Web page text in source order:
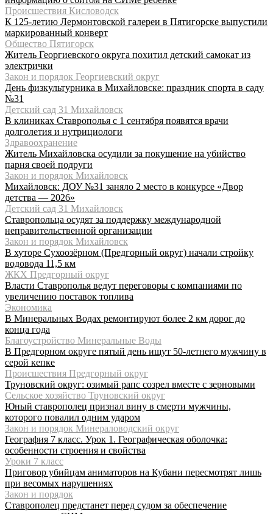
Происшествия Кисловодск
К 125-летию Лермонтовской галереи в Пятигорске выпустили
маркированный конверт
Общество Пятигорск
Житель Георгиевского округа похитил детский самокат из
электрички
Закон и порядок Георгиевский округ
День физкультурника в Михайловске: праздник спорта в саду
№31
Детский сад 31 Михайловск
В клиниках Ставрополья с 1 сентября появятся врачи
долголетия и нутрициологи
Здравоохранение
Житель Михайловска осудили за покушение на убийство
парня своей подруги
Закон и порядок Михайловск
Михайловск: ДОУ №31 заняло 2 место в конкурсе «Двор
детства — 2026»
Детский сад 31 Михайловск
Ставропольца осудят за поддержку международной
неправительственной организации
Закон и порядок Михайловск
В хуторе Сухоозёрном (Предгорный округ) начали стройку
водовода 11,5 км
ЖКХ Предгорный округ
Власти Ставрополья ведут переговоры с компаниями по
увеличению поставок топлива
Экономика
В Минеральных Водах ремонтируют более 2 км дорог до
конца года
Благоустройство Минеральные Воды
В Предгорном округе пятый день ищут 50-летнего мужчину в
серой кепке
Происшествия Предгорный округ
Труновский округ: озимый рапс созрел вместе с зерновыми
Сельское хозяйство Труновский округ
Юный ставрополец признал вину в смерти мужчины,
которого повалил одним ударом
Закон и порядок Минераловодский округ
География 7 класс. Урок 1. Географическая оболочка:
особенности строения и свойства
Уроки 7 класс
Приговор убийцам аниматоров на Кубани пересмотрят лишь
при весомых нарушениях
Закон и порядок
Ставрополец предстанет перед судом за обеспечение